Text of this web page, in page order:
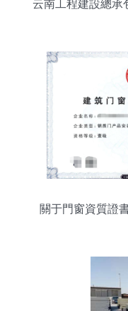
云南工程建設總承
關于門窗資質證